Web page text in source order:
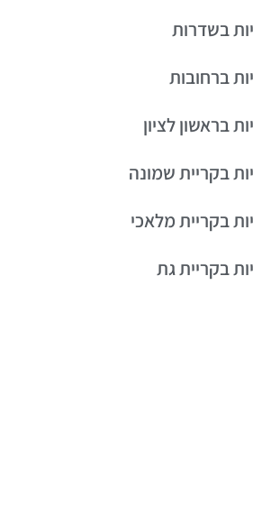
בשדרות
ברחובות
בראשון לציון
בקריית שמונה
בקריית מלאכי
בקריית גת